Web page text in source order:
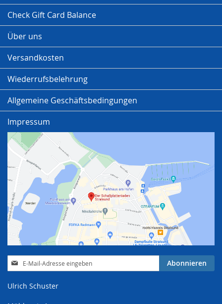
Check Gift Card Balance
Über uns
Versandkosten
Wiederrufsbelehrung
Allgemeine Geschäftsbedingungen
Impressum
Anmeldung
zum
Abonnieren
Ulrich Schuster